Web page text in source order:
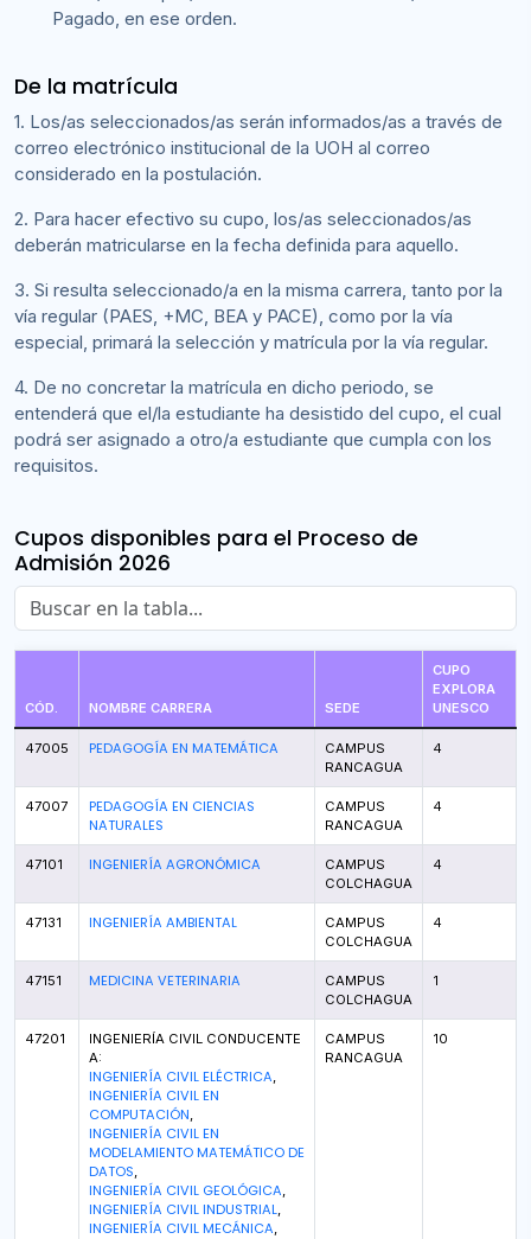
Pagado, en ese orden.
De la matrícula
1. Los/as seleccionados/as serán informados/as a través de
correo electrónico institucional de la UOH al correo
considerado en la postulación.
2. Para hacer efectivo su cupo, los/as seleccionados/as
deberán matricularse en la fecha definida para aquello.
3. Si resulta seleccionado/a en la misma carrera, tanto por la
vía regular (PAES, +MC, BEA y PACE), como por la vía
especial, primará la selección y matrícula por la vía regular.
4. De no concretar la matrícula en dicho periodo, se
entenderá que el/la estudiante ha desistido del cupo, el cual
podrá ser asignado a otro/a estudiante que cumpla con los
requisitos.
Cupos disponibles para el Proceso de
Admisión 2026
CÓD. NOMBRE CARRERA SEDE
CUPO
EXPLORA
UNESCO
47005 PEDAGOGÍA EN MATEMÁTICA
CAMPUS
RANCAGUA
4
47007
PEDAGOGÍA EN CIENCIAS
NATURALES
CAMPUS
RANCAGUA
4
47101 INGENIERÍA AGRONÓMICA
CAMPUS
COLCHAGUA
4
47131 INGENIERÍA AMBIENTAL
CAMPUS
COLCHAGUA
4
47151 MEDICINA VETERINARIA
CAMPUS
COLCHAGUA
1
47201
INGENIERÍA CIVIL CONDUCENTE
A:
INGENIERÍA CIVIL ELÉCTRICA
INGENIERÍA CIVIL EN
COMPUTACIÓN
INGENIERÍA CIVIL EN
MODELAMIENTO MATEMÁTICO DE
DATOS
INGENIERÍA CIVIL GEOLÓGICA
INGENIERÍA CIVIL INDUSTRIAL
INGENIERÍA CIVIL MECÁNICA
CAMPUS
RANCAGUA
10